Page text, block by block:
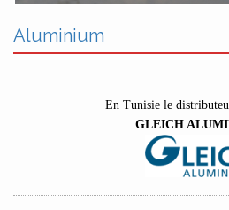
Aluminium
En Tunisie le
GLEICH